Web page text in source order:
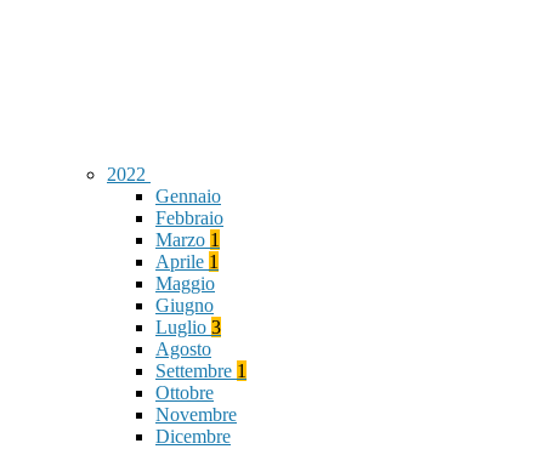
2022
Gennaio
Febbraio
Marzo 1
Aprile 1
Maggio
Giugno
Luglio 3
Agosto
Settembre 1
Ottobre
Novembre
Dicembre